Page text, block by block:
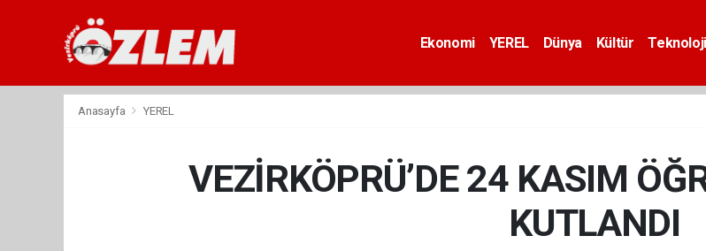
Ekonomi YEREL Dünya Kültür Teknoloji
Anasayfa YEREL
VEZİRKÖPRÜ’DE 24 KASIM
KUTLANDI